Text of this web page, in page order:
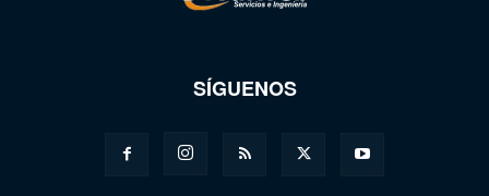
SÍGUENOS